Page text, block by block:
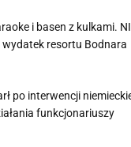
i basen z kulkami.
resortu Bodnara
po interwencji
funkcjonariuszy